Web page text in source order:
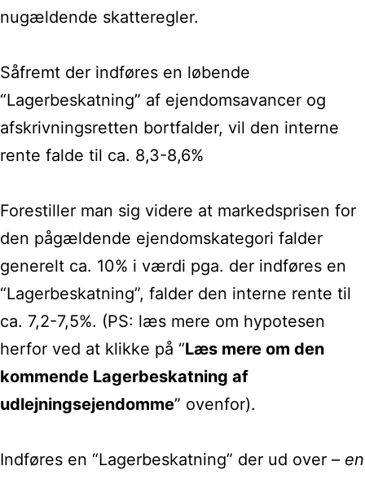
nugældende skatteregler.
Såfremt der indføres en løbende
“Lagerbeskatning” af ejendomsavancer og
afskrivningsretten bortfalder, vil den interne
rente falde til ca. 8,3-8,6%
Forestiller man sig videre at markedsprisen for
den pågældende ejendomskategori falder
generelt ca. 10% i værdi pga. der indføres en
“Lagerbeskatning”, falder den interne rente til
ca. 7,2-7,5%. (PS: læs mere om hypotesen
herfor ved at klikke på “Læs mere om den
kommende Lagerbeskatning af
udlejningsejendomme” ovenfor).
Indføres en “Lagerbeskatning” der ud over – en